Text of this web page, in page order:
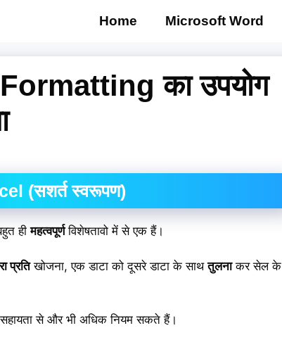
Home Microsoft Word
का उपयोग
(सशर्त स्वरूपण)
हीमहत्वपूर्णविशेषतावो में से एक हैं।
प्रतिखोजना, एक डाटा को दूसरे डाटा के साथतुलनाकर सेल के
से और भी अधिक नियम सकते हैं।